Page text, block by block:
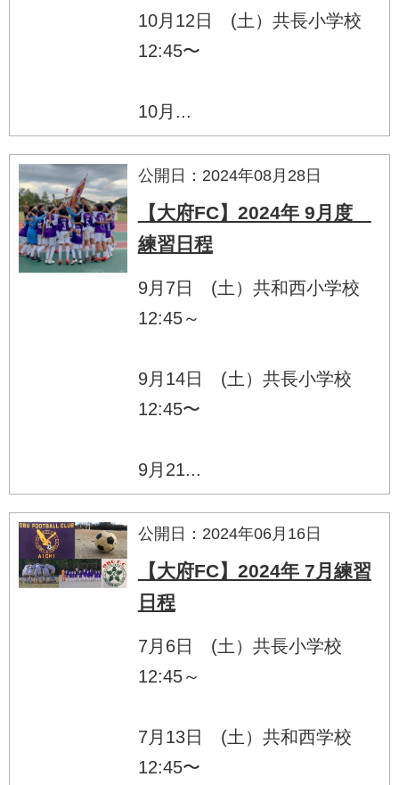
10月12日 (土）共長小学校
12:45〜
10月...
公開日：2024年08月28日
【大府FC】2024年 9月度
練習日程
9月7日 (土）共和西小学校
12:45～
9月14日 (土）共長小学校
12:45〜
9月21...
公開日：2024年06月16日
【大府FC】2024年 7月練習
日程
7月6日 (土）共長小学校
12:45～
7月13日 (土）共和西学校
12:45〜